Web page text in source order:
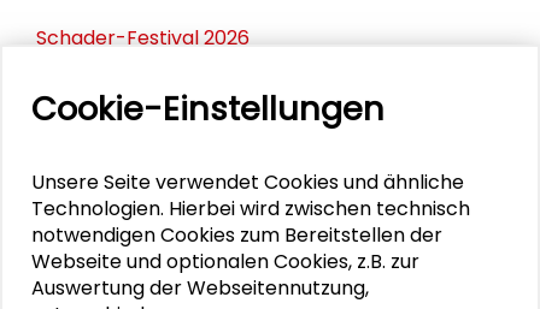
Schader-Festival 2026
25. Runder Tisch Wissenschaftsstadt Darmstadt
PERSONEN IM KONTEXT
Tatiana Soto Bermudez
Cookie-Einstellungen
Unsere Seite verwendet Cookies und ähnliche
Technologien. Hierbei wird zwischen technisch
notwendigen Cookies zum Bereitstellen der
Webseite und optionalen Cookies, z.B. zur
Auswertung der Webseitennutzung,